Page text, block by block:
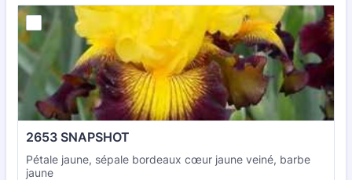
2653 SNAPSHOT
Pétale jaune, sépale bordeaux cœur jaune veiné, barbe
jaune